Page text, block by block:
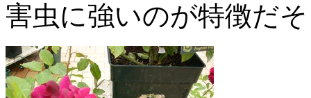
害虫に強いのが特徴だ